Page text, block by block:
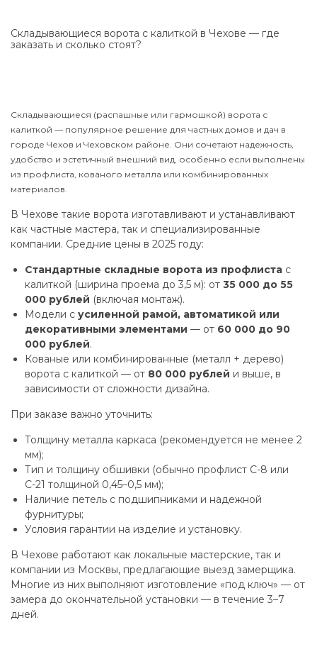
Складывающиеся ворота с калиткой в Чехове — где
заказать и сколько стоят?
Складывающиеся (распашные или гармошкой) ворота с
калиткой — популярное решение для частных домов и дач в
городе Чехов и Чеховском районе. Они сочетают надежность,
удобство и эстетичный внешний вид, особенно если выполнены
из профлиста, кованого металла или комбинированных
материалов.
В Чехове такие ворота изготавливают и устанавливают
как частные мастера, так и специализированные
компании. Средние цены в 2025 году:
Стандартные складные ворота из профлиста с
калиткой (ширина проема до 3,5 м): от 35 000 до 55
000 рублей (включая монтаж).
Модели с усиленной рамой, автоматикой или
декоративными элементами — от 60 000 до 90
000 рублей.
Кованые или комбинированные (металл + дерево)
ворота с калиткой — от 80 000 рублей и выше, в
зависимости от сложности дизайна.
При заказе важно уточнить:
Толщину металла каркаса (рекомендуется не менее 2
мм);
Тип и толщину обшивки (обычно профлист С-8 или
С-21 толщиной 0,45–0,5 мм);
Наличие петель с подшипниками и надежной
фурнитуры;
Условия гарантии на изделие и установку.
В Чехове работают как локальные мастерские, так и
компании из Москвы, предлагающие выезд замерщика.
Многие из них выполняют изготовление «под ключ» — от
замера до окончательной установки — в течение 3–7
дней.